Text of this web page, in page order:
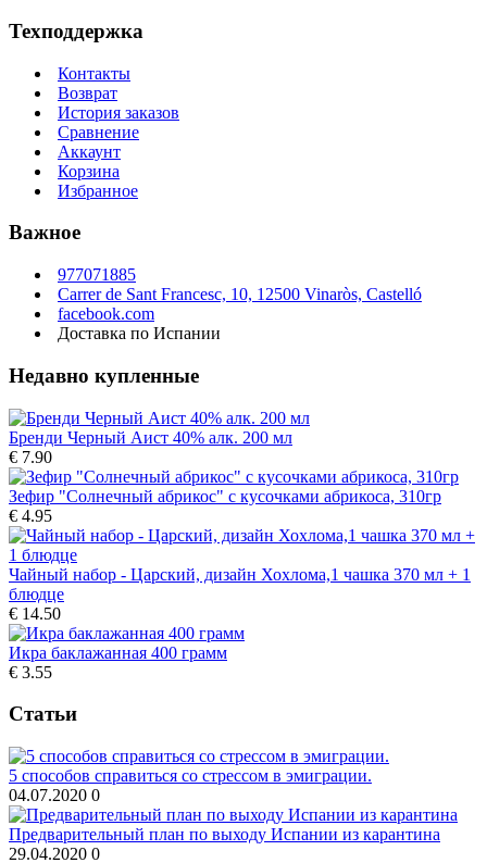
Техподдержка
Контакты
Возврат
История заказов
Сравнение
Аккаунт
Корзина
Избранное
Важное
977071885
Carrer de Sant Francesc, 10, 12500 Vinaròs, Castelló
facebook.com
Доставка по Испании
Недавно купленные
Бренди Черный Аист 40% алк. 200 мл
€ 7.90
Зефир "Солнечный абрикос" с кусочками абрикоса, 310гp
€ 4.95
Чайный набор - Царский, дизайн Хохлома,1 чашка 370 мл + 1
блюдце
€ 14.50
Икра баклажанная 400 грамм
€ 3.55
Статьи
5 способов справиться со стрессом в эмиграции.
04.07.2020 0
Предварительный план по выходу Испании из карантина
29.04.2020 0